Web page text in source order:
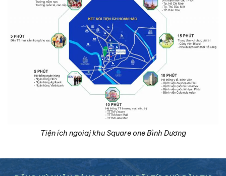
Tiện ích ngoiaj khu Square one Bình Dương